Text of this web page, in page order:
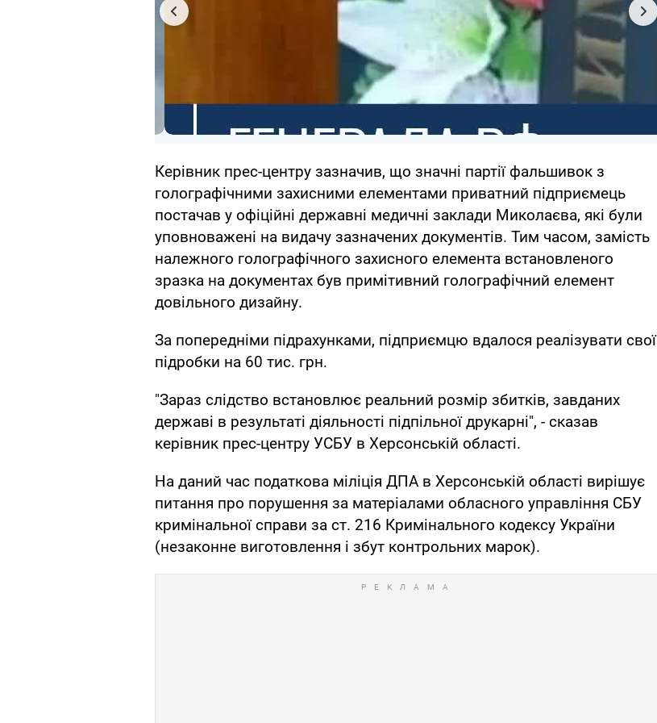
Керівник прес-центру зазначив, що значні партії фальшивок з
голографічними захисними елементами приватний підприємець
постачав у офіційні державні медичні заклади Миколаєва, які були
уповноважені на видачу зазначених документів. Тим часом, замість
належного голографічного захисного елемента встановленого
зразка на документах був примітивний голографічний елемент
довільного дизайну.
За попередніми підрахунками, підприємцю вдалося реалізувати свої
підробки на 60 тис. грн.
"Зараз слідство встановлює реальний розмір збитків, завданих
державі в результаті діяльності підпільної друкарні", - сказав
керівник прес-центру УСБУ в Херсонській області.
На даний час податкова міліція ДПА в Херсонській області вирішує
питання про порушення за матеріалами обласного управління СБУ
кримінальної справи за ст. 216 Кримінального кодексу України
(незаконне виготовлення і збут контрольних марок).